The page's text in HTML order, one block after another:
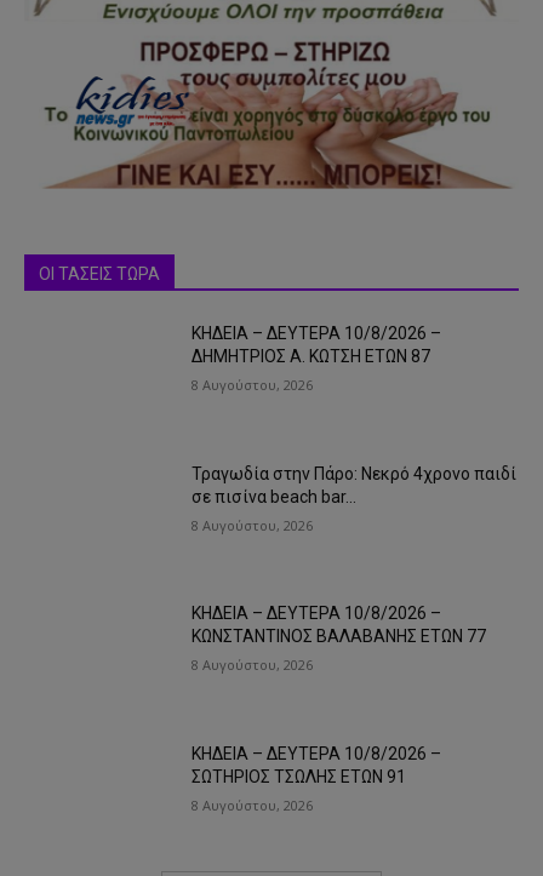
ΟΙ ΤΑΣΕΙΣ ΤΩΡΑ
ΚΗΔΕΙΑ – ΔΕΥΤΕΡΑ 10/8/2026 –
ΔΗΜΗΤΡΙΟΣ Α. ΚΩΤΣΗ ΕΤΩΝ 87
8 Αυγούστου, 2026
Τραγωδία στην Πάρο: Νεκρό 4χρονο παιδί
σε πισίνα beach bar…
8 Αυγούστου, 2026
ΚΗΔΕΙΑ – ΔΕΥΤΕΡΑ 10/8/2026 –
ΚΩΝΣΤΑΝΤΙΝΟΣ ΒΑΛΑΒΑΝΗΣ ΕΤΩΝ 77
8 Αυγούστου, 2026
ΚΗΔΕΙΑ – ΔΕΥΤΕΡΑ 10/8/2026 –
ΣΩΤΗΡΙΟΣ ΤΣΩΛΗΣ ΕΤΩΝ 91
8 Αυγούστου, 2026